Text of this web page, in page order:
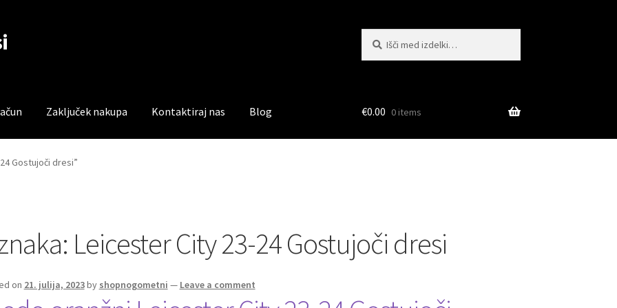
Zaključek nakupa Kontaktiraj nas Blog
Trgovina Zaključek nakupa
€0.00 0 items
Gostujoči dresi”
Leicester City 23-24 Gostujoči dresi
on 21. julija, 2023by shopnogometni — Leave a comment